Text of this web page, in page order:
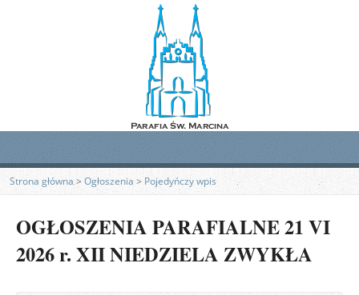
Strona główna> Ogłoszenia>Pojedyńczy wpis
OGŁOSZENIA PARAFIALNE 21 VI
2026 r. XII NIEDZIELA ZWYKŁA